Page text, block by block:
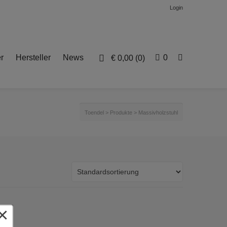
Login
€ 0,00 (0) 0
Hersteller News
Toendel > Produkte > Massivholzstuhl